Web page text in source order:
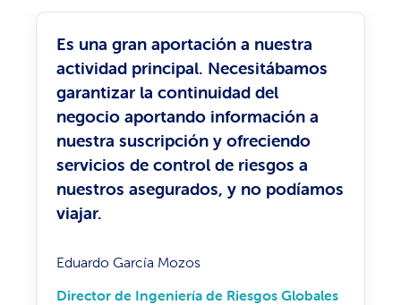
Es una gran aportación a nuestra
actividad principal. Necesitábamos
garantizar la continuidad del
negocio aportando información a
nuestra suscripción y ofreciendo
servicios de control de riesgos a
nuestros asegurados, y no podíamos
viajar.
Eduardo García Mozos
Director de Ingeniería de Riesgos Globales